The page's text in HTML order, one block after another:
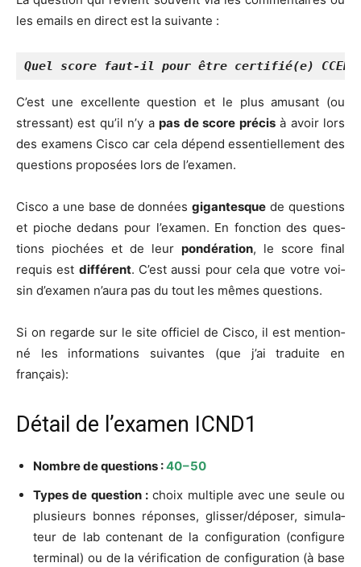
les emails en direct est la suivante :
Quel score faut-il pour être certifié(e) CCENT
C’est une excel­lente ques­tion et le plus amu­sant (ou
stres­sant) est qu’il n’y apas de score pré­cisà avoir lors
des exa­mens Cis­co car cela dépend essen­tiel­le­ment des
ques­tions pro­po­sées lors de l’examen.
Cis­co a une base de don­néesgigan­tesque de ques­tions
et pioche dedans pour l’exa­men. En fonc­tion des ques­
tions pio­chées et de leur pon­dé­ra­tion, le score final
requis est dif­fé­rent. C’est aus­si pour cela que votre voi­
sin d’exa­men n’au­ra pas du tout les mêmes questions.
Si on regarde sur le site offi­ciel de Cis­co, il est men­tion­
né les infor­ma­tions sui­vantes (que j’ai tra­duite en
français):
Détail de l’examen ICND1
Nombre de ques­tions :40 – 50
Types de ques­tion : choix mul­tiple avec une seule ou
plu­sieurs bonnes réponses, glisser/déposer, simu­la­
teur de lab conte­nant de la confi­gu­ra­tion (confi­gure
ter­mi­nal) ou de la véri­fi­ca­tion de confi­gu­ra­tion (à base